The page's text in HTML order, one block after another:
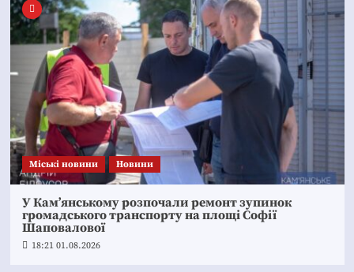
Mіські новини Новини
У Кам’янському розпочали ремонт зупинок
громадського транспорту на площі Софії
Шаповалової
18:21 01.08.2026